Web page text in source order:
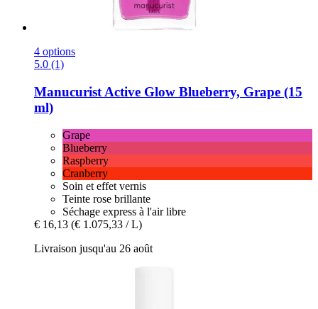
4 options
5.0 (1)
Manucurist Active Glow Blueberry, Grape (15
ml)
Grape
Blueberry
Raspberry
Cranberry
Soin et effet vernis
Teinte rose brillante
Séchage express à l'air libre
€ 16,13 (€ 1.075,33 / L)
Livraison jusqu'au 26 août